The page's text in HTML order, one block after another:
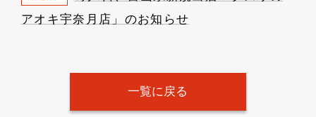
アオキ宇奈月店」のお知らせ
一覧に戻る